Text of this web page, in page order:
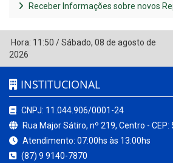
Receber Informações sobre novos
Hora: 11:50 /Sábado, 08 de agosto de
2026
INSTITUCIONAL
CNPJ: 11.044.906/0001-24
Rua Major Sátiro, nº 219, Centro - CEP:
Atendimento: 07:00hs às 13:00hs
(87) 9 9140-7870